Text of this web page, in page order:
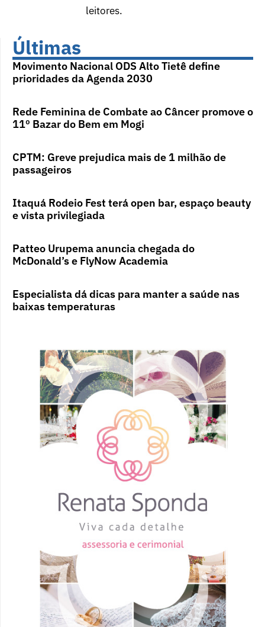
leitores.
Últimas
Movimento Nacional ODS Alto Tietê define
prioridades da Agenda 2030
Rede Feminina de Combate ao Câncer promove o
11º Bazar do Bem em Mogi
CPTM: Greve prejudica mais de 1 milhão de
passageiros
Itaquá Rodeio Fest terá open bar, espaço beauty
e vista privilegiada
Patteo Urupema anuncia chegada do
McDonald’s e FlyNow Academia
Especialista dá dicas para manter a saúde nas
baixas temperaturas